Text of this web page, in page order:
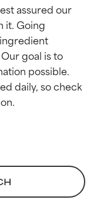
assured our
it. Going
goal is to
possible.
daily, so check
con
Su
con
Su